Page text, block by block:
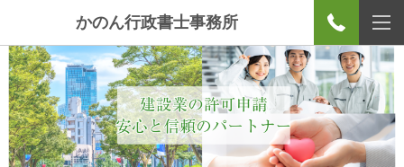
かのん行政書士事務所